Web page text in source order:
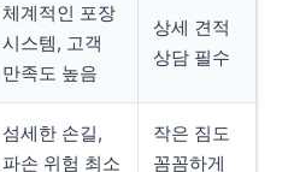
체계적인 포장
시스템, 고객
만족도 높음
상세 견적
상담 필수
섬세한 손길,
파손 위험 최소
작은 짐도
꼼꼼하게